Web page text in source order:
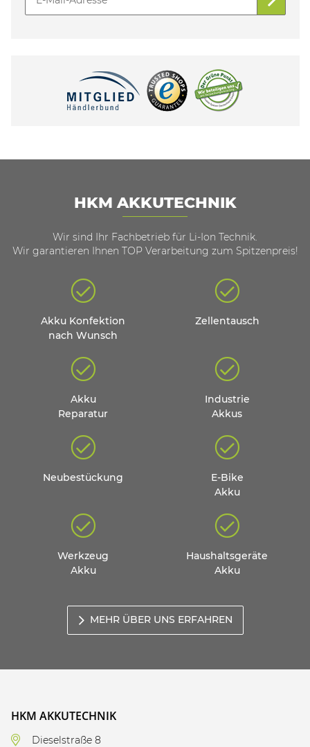
HKM AKKUTECHNIK
Wir sind Ihr Fachbetrieb für Li-Ion Technik.
Wir garantieren Ihnen TOP Verarbeitung zum Spitzenpreis!
Akku Konfektion
nach Wunsch
Zellentausch
Akku
Reparatur
Industrie
Akkus
Neubestückung
E-Bike
Akku
Werkzeug
Akku
Haushaltsgeräte
Akku
MEHR ÜBER UNS ERFAHREN
HKM AKKUTECHNIK
Dieselstraße 8